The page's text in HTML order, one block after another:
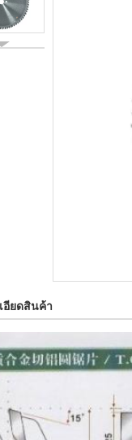
อียดสินค้า